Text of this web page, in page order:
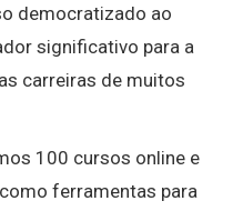
democratizado ao
significativo para a
carreiras de muitos
100 cursos online e
ferramentas para